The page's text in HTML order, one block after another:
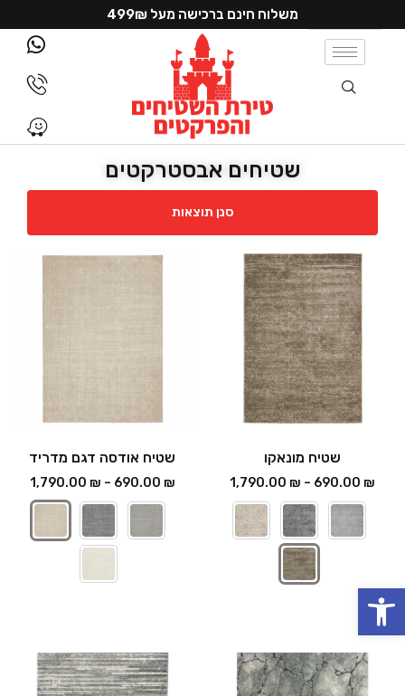
פתח סרגל נגישות
משלוח חינם ברכישה מעל 499₪
שטיחים אבסטרקטים
סנן תוצאות
שטיח מונאקו
690.00 ₪
–
1,790.00 ₪
שטיח אודסה דגם מדריד
690.00 ₪
–
1,790.00 ₪